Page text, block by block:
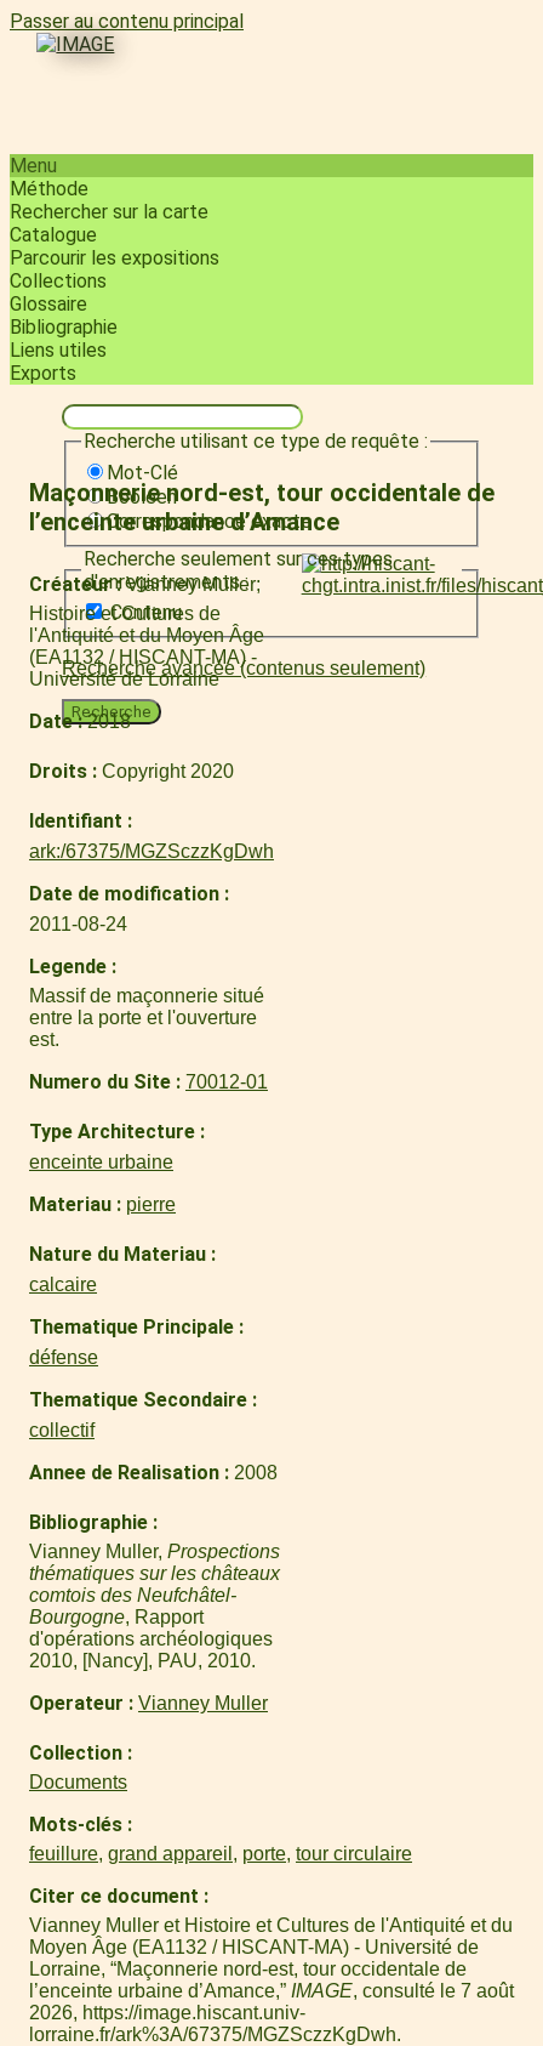
Passer au contenu principal
Menu
Méthode
Rechercher sur la carte
Catalogue
Parcourir les expositions
Collections
Glossaire
Bibliographie
Liens utiles
Exports
Recherche utilisant ce type de requête :
Mot-Clé
Booléen
Correspondance exacte
Recherche seulement sur ces types
d'enregistrements :
Contenu
Recherche avancée (contenus seulement)
Recherche
Maçonnerie nord-est, tour occidentale de
l’enceinte urbaine d’Amance
Créateur
Vianney Muller
Histoire et Cultures de
l'Antiquité et du Moyen Âge
(EA1132 / HISCANT-MA) -
Université de Lorraine
Date 2018
Droits Copyright 2020
Identifiant
ark:/67375/MGZSczzKgDwh
Date de modification
2011-08-24
Legende
Massif de maçonnerie situé
entre la porte et l'ouverture
est.
Numero du Site 70012-01
Type Architecture
enceinte urbaine
Materiau pierre
Nature du Materiau
calcaire
Thematique Principale
défense
Thematique Secondaire
collectif
Annee de Realisation 2008
Bibliographie
Vianney Muller, Prospections
thématiques sur les châteaux
comtois des Neufchâtel-
Bourgogne, Rapport
d'opérations archéologiques
2010, [Nancy], PAU, 2010.
Operateur Vianney Muller
Collection
Documents
Mots-clés
feuillure, grand appareil , porte, tour circulaire
Citer ce document
Vianney Muller et Histoire et Cultures de l'Antiquité et du
Moyen Âge (EA1132 / HISCANT-MA) - Université de
Lorraine, “Maçonnerie nord-est, tour occidentale de
l’enceinte urbaine d’Amance,” IMAGE, consulté le 7 août
2026, https://image.hiscant.univ-
lorraine.fr/ark%3A/67375/MGZSczzKgDwh.